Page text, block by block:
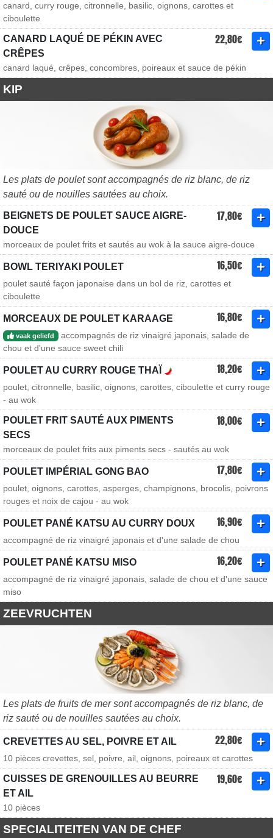
canard, curry rouge, citronnelle, basilic, oignons, carottes et
ciboulette
CANARD LAQUÉ DE PÉKIN AVEC
CRÊPES
22,80€
canard laqué, crêpes, concombres, poireaux et sauce de pékin
KIP
Les plats de poulet sont accompagnés de riz blanc, de riz
sauté ou de nouilles sautées au choix.
BEIGNETS DE POULET SAUCE AIGRE-
DOUCE
17,80€
morceaux de poulet frits et sautés au wok à la sauce aigre-douce
BOWL TERIYAKI POULET 16,50€
poulet sauté façon japonaise dans un bol de riz, carottes et
ciboulette
MORCEAUX DE POULET KARAAGE 16,80€
vaak geliefd
accompagnés de riz vinaigré japonais, salade de
chou et d'une sauce sweet chili
POULET AU CURRY ROUGE THAÏ 18,20€
poulet, citronnelle, basilic, oignons, carottes, ciboulette et curry rouge
- au wok
POULET FRIT SAUTÉ AUX PIMENTS
SECS
18,00€
morceaux de poulet frits aux piments secs - sautés au wok
POULET IMPÉRIAL GONG BAO 17,80€
poulet, oignons, carottes, asperges, champignons, brocolis, poivrons
rouges et noix de cajou - au wok
POULET PANÉ KATSU AU CURRY DOUX 16,90€
accompagné de riz vinaigré japonais et d'une salade de chou
POULET PANÉ KATSU MISO 16,20€
accompagné de riz vinaigré japonais, salade de chou et d'une sauce
miso
ZEEVRUCHTEN
Les plats de fruits de mer sont accompagnés de riz blanc, de
riz sauté ou de nouilles sautées au choix.
CREVETTES AU SEL, POIVRE ET AIL 22,80€
10 pièces crevettes, sel, poivre, ail, oignons, poireaux et carottes
CUISSES DE GRENOUILLES AU BEURRE
ET AIL
19,60€
10 pièces
SPECIALITEITEN VAN DE CHEF